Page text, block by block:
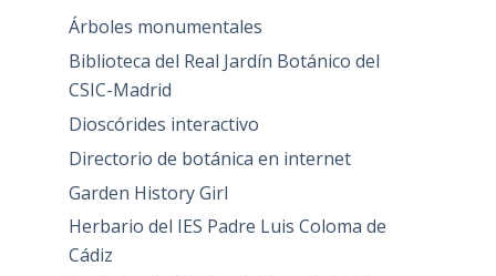
Árboles monumentales
Biblioteca del Real Jardín Botánico del
CSIC-Madrid
Dioscórides interactivo
Directorio de botánica en internet
Garden History Girl
Herbario del IES Padre Luis Coloma de
Cádiz